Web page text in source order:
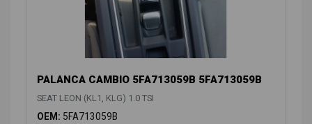
PALANCA CAMBIO 5FA713059B 5FA713059B
SEAT LEON (KL1, KLG) 1.0 TSI
OEM: 5FA713059B